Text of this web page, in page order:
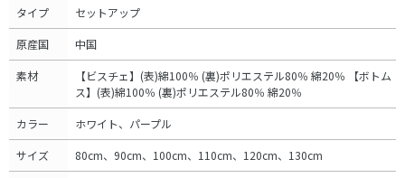
タイプ セットアップ
原産国 中国
素材
【ビスチェ】(表)綿100％ (裏)ポリエステル80％ 綿20％ 【ボトム
ス】(表)綿100％ (裏)ポリエステル80％ 綿20％
カラー ホワイト、パープル
サイズ 80cm、90cm、100cm、110cm、120cm、130cm